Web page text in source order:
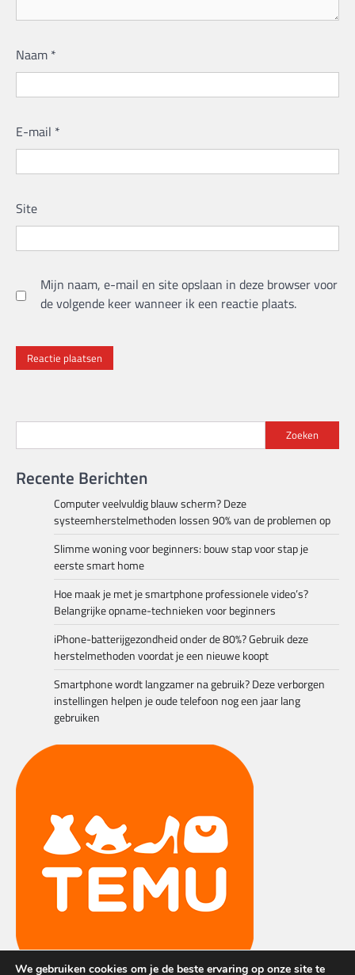
Naam *
E-mail *
Site
Mijn naam, e-mail en site opslaan in deze browser voor
de volgende keer wanneer ik een reactie plaats.
Zoeken
Recente Berichten
Computer veelvuldig blauw scherm? Deze
systeemherstelmethoden lossen 90% van de problemen op
Slimme woning voor beginners: bouw stap voor stap je
eerste smart home
Hoe maak je met je smartphone professionele video’s?
Belangrijke opname-technieken voor beginners
iPhone-batterijgezondheid onder de 80%? Gebruik deze
herstelmethoden voordat je een nieuwe koopt
Smartphone wordt langzamer na gebruik? Deze verborgen
instellingen helpen je oude telefoon nog een jaar lang
gebruiken
We gebruiken cookies om je de beste ervaring op onze site te